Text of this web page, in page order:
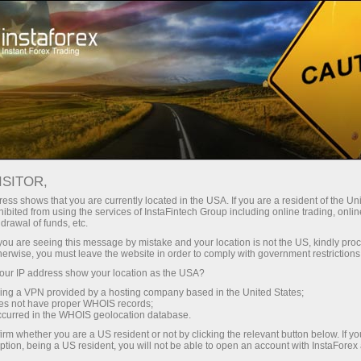
انسٹا فاریکس کے ساتھ، آپ
حاصل کرتے ہیں: 1:5000 تک کا فائدہ،
مارکیٹ میں کچھ بہترین اسپریڈز اور
کمیشنز، اور ٹریڈنگ اسٹاک اور انڈیکس
کے لیے فائدہ مند حالات۔
مختصر
30% بونس
ہر ڈیپازٹ پر
رفتار
تجارت اور ہائی ویز پر
shows that you are currently located in the USA. If you are a resident of the
from using the services of InstaFintech Group including online trading,
of funds, etc.
are seeing this message by mistake and your location is not the US, kindly
you must leave the website in order to comply with government
IP address show your location as the USA?
a VPN provided by a hosting company based in the United States;
not have proper WHOIS records;
in the WHOIS geolocation database.
whether you are a US resident or not by clicking the relevant button below. If
being a US resident, you will not be able to open an account with InstaForex